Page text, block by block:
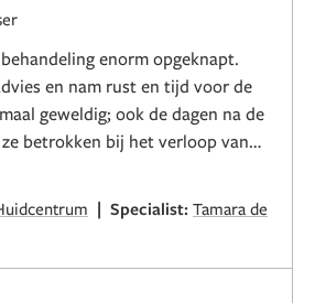
enorm opgeknapt.
en nam rust en tijd voor de
geweldig; ook de dagen na de
betrokken bij het verloop van
haar zelfs op haar vrije dag een
| Specialist: Tamara de